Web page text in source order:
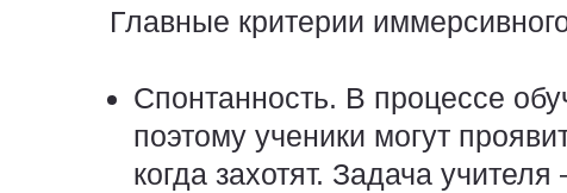
Главные критерии
Спонтанность. В процессе
поэтому ученики могут
когда захотят. Задача